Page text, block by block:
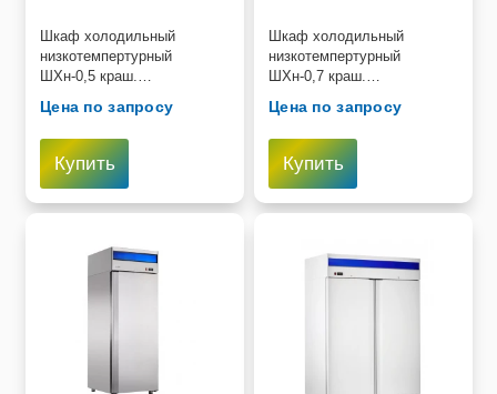
Шкаф холодильный
низкотемпертурный
ШХн-0,5 краш.
верх.агрегат, ТЭН оттайки,
Цена по запросу
Купить
Шкаф холодильный
низкотемпертурный
ШХн-0,7 краш.
верх.агрегат, ТЭН оттайки,
Цена по запросу
Купить